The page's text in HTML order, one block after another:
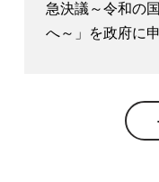
急決議～令和の
へ～」を政府に